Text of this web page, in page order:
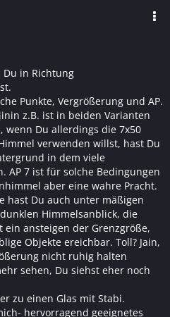
Du in Richtung
Punkte, Vergrößerung und AP.
z.B. ist in beiden Varianten
wenn Du allerdings die 7x50
verwenden willst, hast Du
in dem viele
AP 7 ist für solche Bedingungen
aber eine wahre Pracht.
hast Du auch unter mäßigen
Himmelsanblick, die
ansteigen der Grenzgröße,
Objekte ereichbar. Toll? Jain,
nicht ruhig halten
sehen, Du siehst eher noch
zu einen Glas mit Stabi.
hervorragend geeignetes